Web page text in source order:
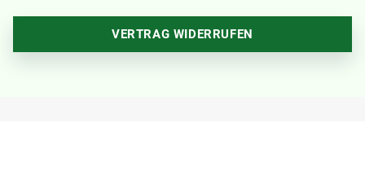
VERTRAG WIDERRUFEN